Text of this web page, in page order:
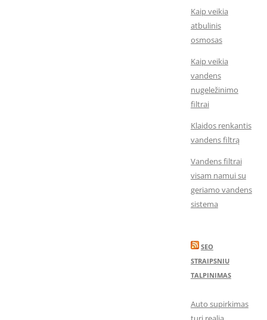
Kaip veikia
atbulinis
osmosas
Kaip veikia
vandens
nugeležinimo
filtrai
Klaidos renkantis
vandens filtrą
Vandens filtrai
visam namui su
geriamo vandens
sistema
SEO
STRAIPSNIU
TALPINIMAS
Auto supirkimas